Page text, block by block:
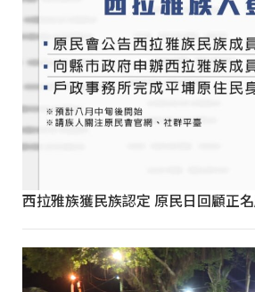
西拉雅族獲民族認定 原民日回顧正